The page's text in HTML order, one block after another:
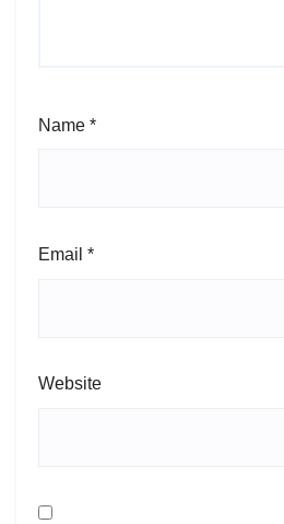
Name *
Email *
Website